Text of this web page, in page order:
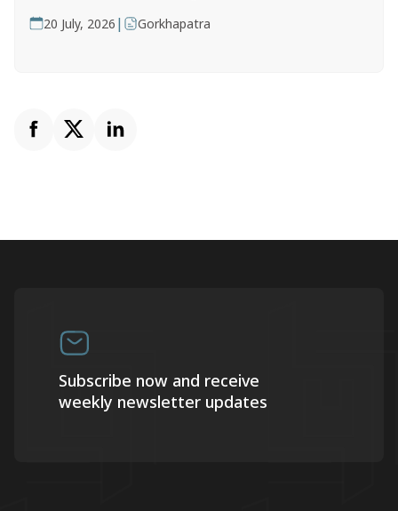
20 July, 2026 | Gorkhapatra
Subscribe now and receive
weekly newsletter updates